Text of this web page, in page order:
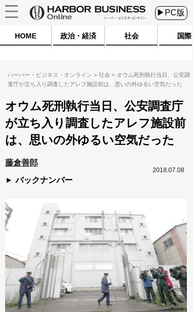
▶PC版
HOME 政治・経済 社会 国際
ハーバー・ビジネス・オンライン 社会
オウム死刑執行当日、公安調
査庁が立ち入り調査したアレフ施設前は、思いの外ゆるい空気だった
オウム死刑執行当日、公安調査庁
が立ち入り調査したアレフ施設前
は、思いの外ゆるい空気だった
藤倉善郎
バックナンバー
2018.07.08